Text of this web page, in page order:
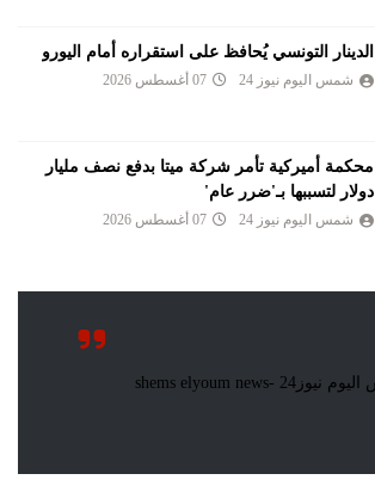
الدينار التونسي يُحافظ على استقراره أمام اليورو
شمس اليوم نيوز 24 07 أغسطس 2026
محكمة أميركية تأمر شركة ميتا بدفع نصف مليار
دولار لتسببها بـ'ضرر عام'
شمس اليوم نيوز 24 07 أغسطس 2026